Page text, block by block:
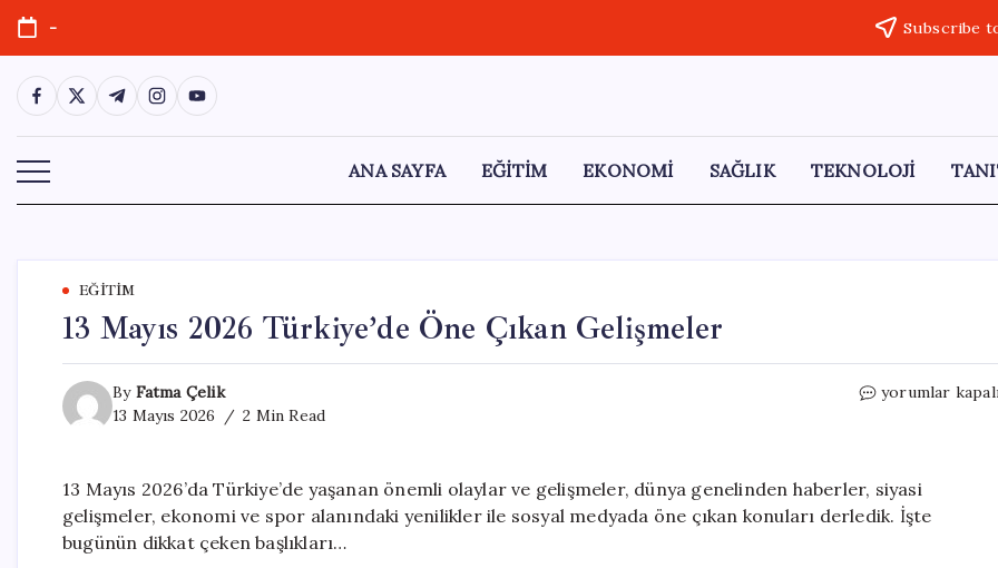
Skip
content
- Subscribe
https://www.facebook.com/
https://twitter.com/
https://t.me/
https://www.instagram.com/
https://youtube.com/
ANA SAYFA EĞİTİM EKONOMİ SAĞLIK TEKNOLOJİ
EĞITIM
13 Mayıs 2026 Türkiye’de Öne Çıkan Gelişmeler
By Fatma Çelik
13 Mayıs 2026
2 Min Read
13
Öne
Çıkan
Gelişmeler
yorumlar
13 Mayıs 2026’da Türkiye’de yaşanan önemli olaylar ve gelişmeler, dünya genelinden haberler, siyasi
gelişmeler, ekonomi ve spor alanındaki yenilikler ile sosyal medyada öne çıkan konuları derledik. İşte
bugünün dikkat çeken başlıkları…